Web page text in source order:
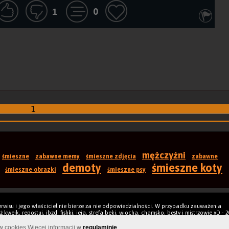
1 0
1
śmieszne zabawne memy śmieszne zdjęcia mężczyźni
zabawne
śmieszne obrazki
demoty śmieszne psy śmieszne koty
i jego właściciel nie bierze za nie odpowiedzialności. W przypadku zauważenia
kwejk, repostuj, jbzd, fishki, jeja, strefa beki, wiocha, chamsko, besty i mistrzowie xD -
cookies Więcej informacji w regulaminie